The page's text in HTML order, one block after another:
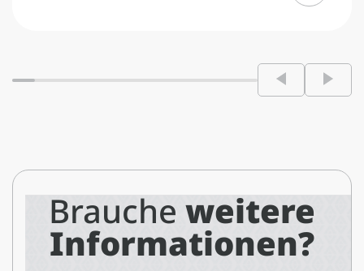
Brauche weitere
Informationen?